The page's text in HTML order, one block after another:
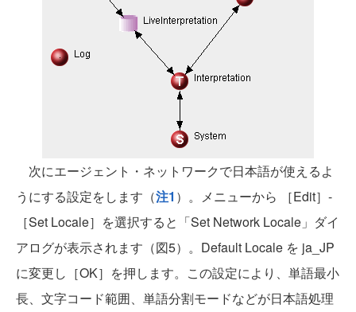
次にエージェント・ネットワークで日本語が使えるよ
うにする設定をします（注1 ）。メニューから ［Edit］-
［Set Locale］を選択すると「Set Network Locale」ダイ
アログが表示されます（図5）。Default Locale を ja_JP
に変更し［OK］を押します。この設定により、単語最小
長、文字コード範囲、単語分割モードなどが日本語処理